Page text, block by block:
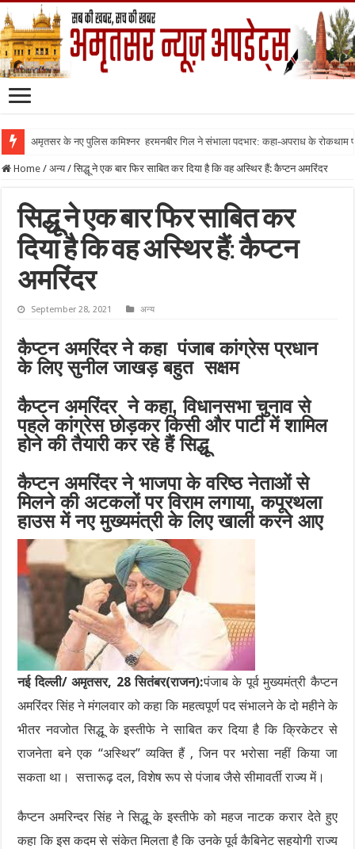
अमृतसर के नए पुलिस कमिश्नर हरमनबीर गिल ने संभाला पदभार: कहा-अपराध के रोकथाम
Home / अन्य / सिद्धू ने एक बार फिर साबित कर दिया है कि वह अस्थिर हैं: कैप्टन अमरिंदर
सिद्धू ने एक बार फिर साबित कर
दिया है कि वह अस्थिर हैं: कैप्टन
अमरिंदर
September 28, 2021 अन्य
कैप्टन अमरिंदर ने कहा पंजाब कांग्रेस प्रधान
के लिए सुनील जाखड़ बहुत सक्षम
कैप्टन अमरिंदर ने कहा, विधानसभा चुनाव से
पहले कांग्रेस छोड़कर किसी और पार्टी में शामिल
होने की तैयारी कर रहे हैं सिद्धू
कैप्टन अमरिंदर ने भाजपा के वरिष्ठ नेताओं से
मिलने की अटकलों पर विराम लगाया, कपूरथला
हाउस में नए मुख्यमंत्री के लिए खाली करने आए
नई दिल्ली/ अमृतसर, 28 सितंबर(राजन):पंजाब के पूर्व मुख्यमंत्री कैप्टन
अमरिंदर सिंह ने मंगलवार को कहा कि महत्वपूर्ण पद संभालने के दो महीने के
भीतर नवजोत सिद्धू के इस्तीफे ने साबित कर दिया है कि क्रिकेटर से
राजनेता बने एक “अस्थिर” व्यक्ति हैं , जिन पर भरोसा नहीं किया जा
सकता था। सत्तारूढ़ दल, विशेष रूप से पंजाब जैसे सीमावर्ती राज्य में।
कैप्टन अमरिन्दर सिंह ने सिद्धू के इस्तीफे को महज नाटक करार देते हुए
कहा कि इस कदम से संकेत मिलता है कि उनके पूर्व कैबिनेट सहयोगी राज्य